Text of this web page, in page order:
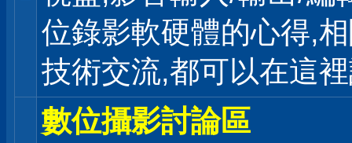
位錄影軟硬體的心得,
技術交流,都可以在這
數位攝影討論區